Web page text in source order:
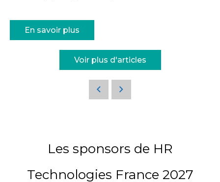
En savoir plus
Voir plus d'articles
Les sponsors de HR
Technologies France 2027